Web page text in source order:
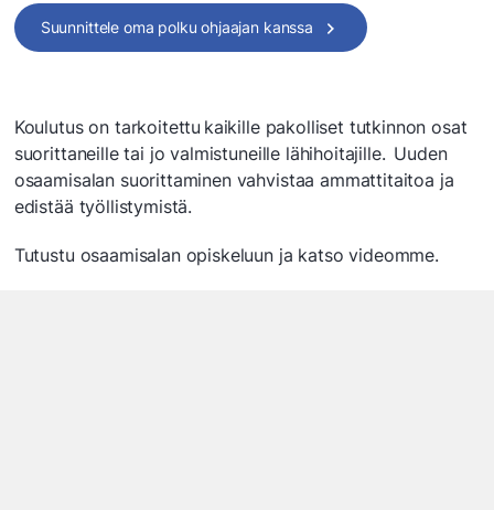
Suunnittele oma polku ohjaajan kanssa
Koulutus on tarkoitettu kaikille pakolliset tutkinnon osat
suorittaneille tai jo valmistuneille lähihoitajille. Uuden
osaamisalan suorittaminen vahvistaa ammattitaitoa ja
edistää työllistymistä.
Tutustu osaamisalan opiskeluun ja katso videomme.